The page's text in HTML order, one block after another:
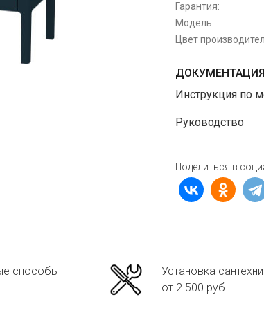
Гарантия:
Модель:
Цвет
Инструкция по
Руководство
Поделиться в
способы
Установка
от 2 500 руб